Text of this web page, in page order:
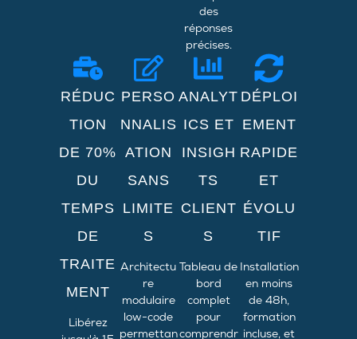
des
réponses
précises.
RÉDUC
TION
DE 70%
DU
TEMPS
DE
TRAITE
MENT
Libérez
PERSO
NNALIS
ATION
SANS
LIMITE
S
Architectu
re
modulaire
low-code
permettan
ANALYT
ICS ET
INSIGH
TS
CLIENT
S
Tableau de
bord
complet
pour
comprendr
DÉPLOI
EMENT
RAPIDE
ET
ÉVOLU
TIF
Installation
en moins
de 48h,
formation
incluse, et